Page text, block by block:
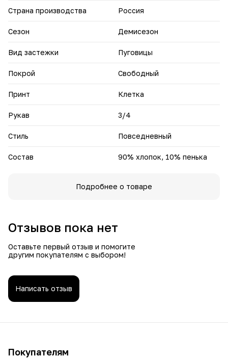
многократных стирок.
комфортных и стильных будней.
Страна производства Россия
Сезон Демисезон
Вид застежки Пуговицы
Покрой Свободный
Принт Клетка
Рукав 3/4
Стиль Повседневный
Состав 90% хлопок, 10% пенька
Подробнее о товаре
Отзывов пока нет
Оставьте первый отзыв и помогите
другим покупателям с выбором!
Написать отзыв
Покупателям